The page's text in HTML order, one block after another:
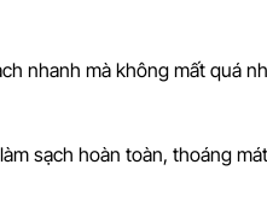
nhanh mà không mất quá
sạch hoàn toàn, thoáng mát